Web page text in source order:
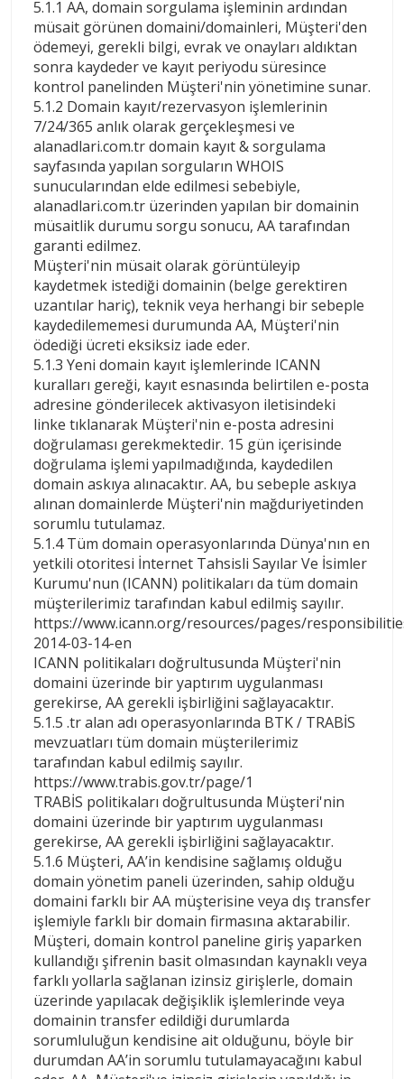
5.1.1 AA, domain sorgulama işleminin ardından
müsait görünen domaini/domainleri, Müşteri'den
ödemeyi, gerekli bilgi, evrak ve onayları aldıktan
sonra kaydeder ve kayıt periyodu süresince
kontrol panelinden Müşteri'nin yönetimine sunar.
5.1.2 Domain kayıt/rezervasyon işlemlerinin
7/24/365 anlık olarak gerçekleşmesi ve
alanadlari.com.tr domain kayıt & sorgulama
sayfasında yapılan sorguların WHOIS
sunucularından elde edilmesi sebebiyle,
alanadlari.com.tr üzerinden yapılan bir domainin
müsaitlik durumu sorgu sonucu, AA tarafından
garanti edilmez.
Müşteri'nin müsait olarak görüntüleyip
kaydetmek istediği domainin (belge gerektiren
uzantılar hariç), teknik veya herhangi bir sebeple
kaydedilememesi durumunda AA, Müşteri'nin
ödediği ücreti eksiksiz iade eder.
5.1.3 Yeni domain kayıt işlemlerinde ICANN
kuralları gereği, kayıt esnasında belirtilen e-posta
adresine gönderilecek aktivasyon iletisindeki
linke tıklanarak Müşteri'nin e-posta adresini
doğrulaması gerekmektedir. 15 gün içerisinde
doğrulama işlemi yapılmadığında, kaydedilen
domain askıya alınacaktır. AA, bu sebeple askıya
alınan domainlerde Müşteri'nin mağduriyetinden
sorumlu tutulamaz.
5.1.4 Tüm domain operasyonlarında Dünya'nın en
yetkili otoritesi İnternet Tahsisli Sayılar Ve İsimler
Kurumu'nun (ICANN) politikaları da tüm domain
müşterilerimiz tarafından kabul edilmiş sayılır.
https://www.icann.org/resources/pages/
2014-03-14-en
ICANN politikaları doğrultusunda Müşteri'nin
domaini üzerinde bir yaptırım uygulanması
gerekirse, AA gerekli işbirliğini sağlayacaktır.
5.1.5 .tr alan adı operasyonlarında BTK / TRABİS
mevzuatları tüm domain müşterilerimiz
tarafından kabul edilmiş sayılır.
https://www.trabis.gov.tr/page/1
TRABİS politikaları doğrultusunda Müşteri'nin
domaini üzerinde bir yaptırım uygulanması
gerekirse, AA gerekli işbirliğini sağlayacaktır.
5.1.6 Müşteri, AA’in kendisine sağlamış olduğu
domain yönetim paneli üzerinden, sahip olduğu
domaini farklı bir AA müşterisine veya dış transfer
işlemiyle farklı bir domain firmasına aktarabilir.
Müşteri, domain kontrol paneline giriş yaparken
kullandığı şifrenin basit olmasından kaynaklı veya
farklı yollarla sağlanan izinsiz girişlerle, domain
üzerinde yapılacak değişiklik işlemlerinde veya
domainin transfer edildiği durumlarda
sorumluluğun kendisine ait olduğunu, böyle bir
durumdan AA’in sorumlu tutulamayacağını kabul